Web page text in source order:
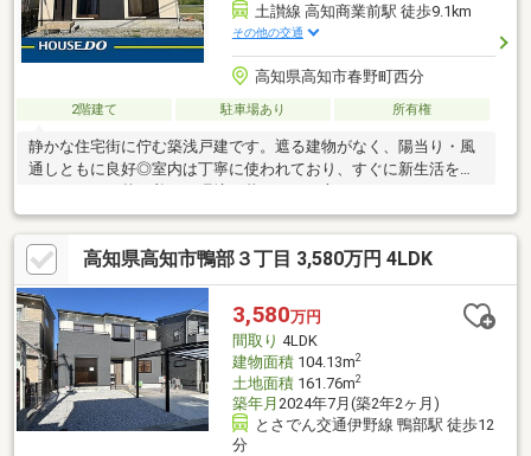
土讃線 高知商業前駅 徒歩9.1km
その他の交通
高知県高知市春野町西分
2階建て 駐車場あり 所有権
静かな住宅街に佇む築浅戸建です。遮る建物がなく、陽当り・風
通しともに良好◎室内は丁寧に使われており、すぐに新生活を始
高知県高知市鴨部３丁目 3,580万円 4LDK
3,580万円
間取り 4LDK
建物面積104.13m2
土地面積161.76m2
築年月 2024年7月(築2年2ヶ月)
とさでん交通伊野線 鴨部駅 徒歩12
分